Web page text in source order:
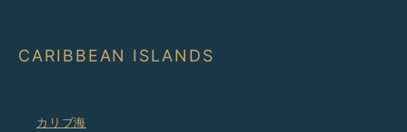
CARIBBEAN ISLANDS
カリブ海